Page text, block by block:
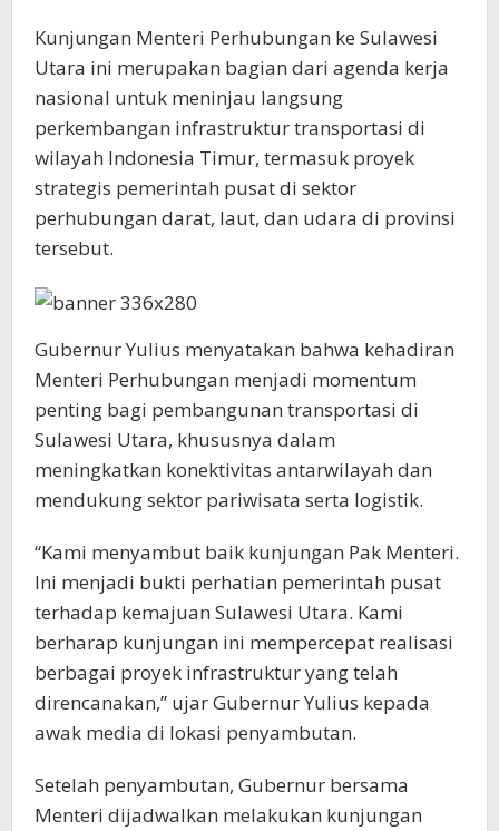
Kunjungan Menteri Perhubungan ke Sulawesi
Utara ini merupakan bagian dari agenda kerja
nasional untuk meninjau langsung
perkembangan infrastruktur transportasi di
wilayah Indonesia Timur, termasuk proyek
strategis pemerintah pusat di sektor
perhubungan darat, laut, dan udara di provinsi
tersebut.
Gubernur Yulius menyatakan bahwa kehadiran
Menteri Perhubungan menjadi momentum
penting bagi pembangunan transportasi di
Sulawesi Utara, khususnya dalam
meningkatkan konektivitas antarwilayah dan
mendukung sektor pariwisata serta logistik.
“Kami menyambut baik kunjungan Pak Menteri.
Ini menjadi bukti perhatian pemerintah pusat
terhadap kemajuan Sulawesi Utara. Kami
berharap kunjungan ini mempercepat realisasi
berbagai proyek infrastruktur yang telah
direncanakan,” ujar Gubernur Yulius kepada
awak media di lokasi penyambutan.
Setelah penyambutan, Gubernur bersama
Menteri dijadwalkan melakukan kunjungan